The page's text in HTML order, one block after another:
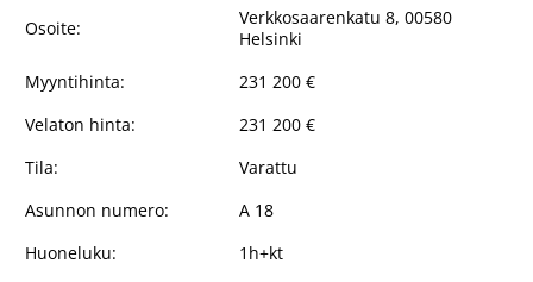
Osoite:
Verkkosaarenkatu 8, 00580
Helsinki
Myyntihinta:
231 200 €
Velaton hinta:
231 200 €
Tila:
Varattu
Asunnon numero:
A 18
Huoneluku:
1h+kt